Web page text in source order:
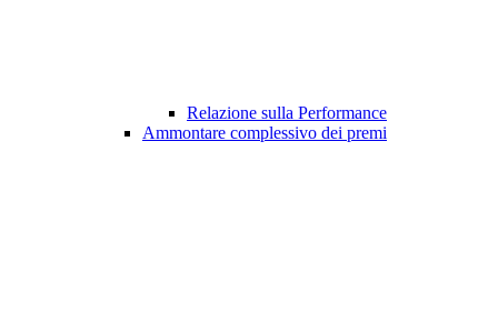
Relazione sulla Performance
Ammontare complessivo dei premi